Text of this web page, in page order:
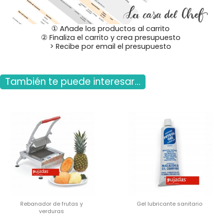
① Añade los productos al carrito
② Finaliza el carrito y crea presupuesto
> Recibe por email el presupuesto
También te puede interesar...
Rebanador de frutas y
verduras
Gel lubricante sanitario